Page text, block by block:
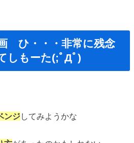
ひ・・・非常に残念
しもーた(;ﾟДﾟ)
ンジしてみようかな